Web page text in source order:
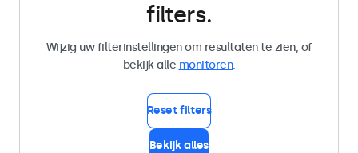
filters.
Wijzig uw filterinstellingen om resultaten te zien, of
bekijk alle monitoren.
Reset filters
Bekijk alles